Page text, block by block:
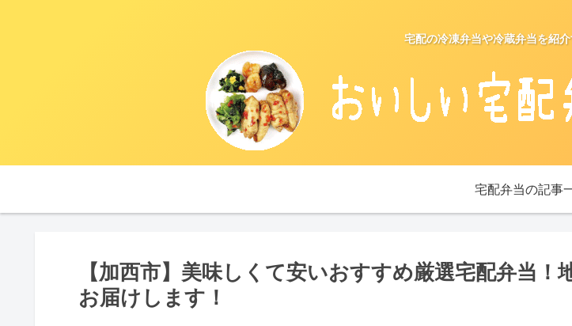
宅配の冷凍弁当や冷蔵弁当を紹
宅配弁当の記事
【加西市】美味しくて安いおすすめ厳選宅配弁当！
お届けします！